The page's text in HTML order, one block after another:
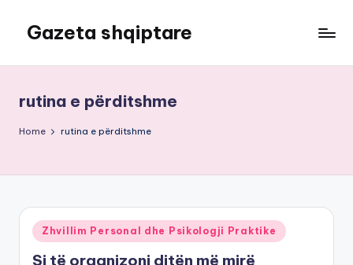
content
Gazeta shqiptare
rutina e përditshme
Home rutina e përditshme
Posted
in
Zhvillim Personal dhe Psikologji Praktike
Si të organizoni ditën më mirë